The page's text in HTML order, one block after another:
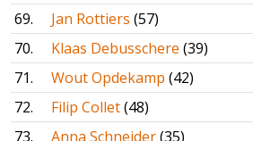
69.
Jan Rottiers (57)
70.
Klaas Debusschere (39)
71.
Wout Opdekamp (42)
72.
Filip Collet(48)
73.
Anna Schneider(35)